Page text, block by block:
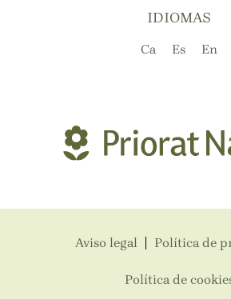
IDIOMAS
Ca Es En
Aviso legal Política de
Política de